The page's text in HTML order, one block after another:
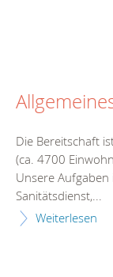
Die Bereitschaft
(ca. 4700
Unsere
Sanitätsdienst,...
Weiterlesen